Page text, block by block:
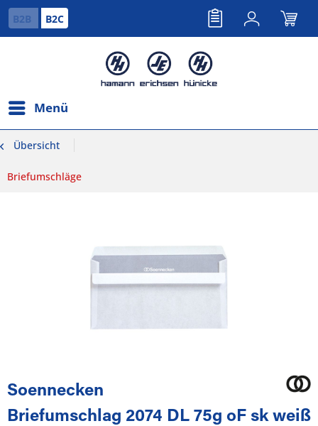
B2B B2C
Menü
Übersicht
Briefumschläge
Soennecken
Briefumschlag 2074 DL 75g oF sk weiß